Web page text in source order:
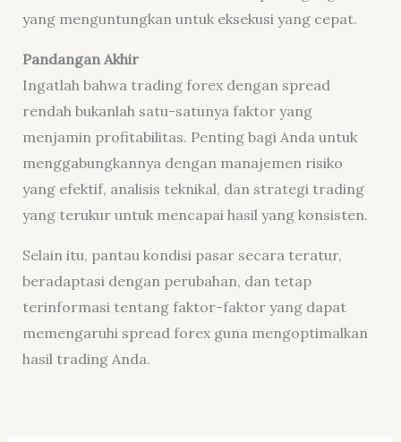
yang menguntungkan untuk eksekusi yang cepat.
Pandangan Akhir
Ingatlah bahwa trading forex dengan spread
rendah bukanlah satu-satunya faktor yang
menjamin profitabilitas. Penting bagi Anda untuk
menggabungkannya dengan manajemen risiko
yang efektif, analisis teknikal, dan strategi trading
yang terukur untuk mencapai hasil yang konsisten.
Selain itu, pantau kondisi pasar secara teratur,
beradaptasi dengan perubahan, dan tetap
terinformasi tentang faktor-faktor yang dapat
memengaruhi spread forex guna mengoptimalkan
hasil trading Anda.